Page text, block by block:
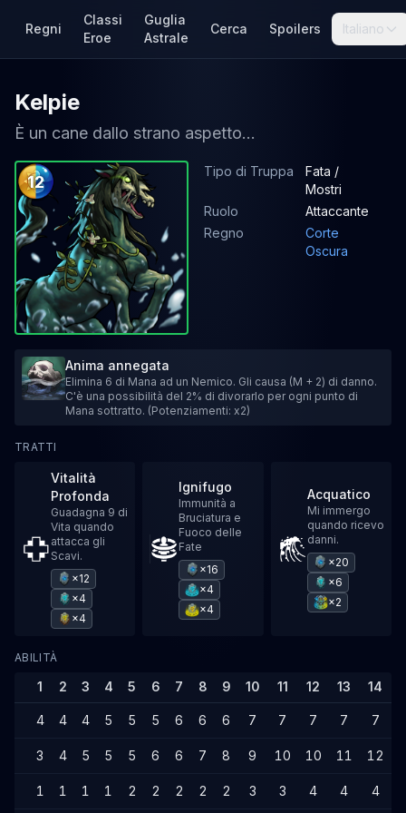
Regni
Classi
Eroe
Guglia
Astrale
Cerca Spoilers Italiano
Kelpie
È un cane dallo strano aspetto...
12
Tipo di Truppa
Fata /
Mostri
Ruolo
Attaccante
Regno
Corte
Oscura
Anima annegata
Elimina 6 di Mana ad un Nemico. Gli causa (M + 2) di danno.
C'è una possibilità del 2% di divorarlo per ogni punto di
Mana sottratto. (Potenziamenti: x2)
TRATTI
Vitalità
Profonda
Guadagna 9 di
Vita quando
attacca gli
Scavi.
×12
×4
×4
Ignifugo
Immunità a
Bruciatura e
Fuoco delle
Fate
×16
×4
×4
Acquatico
Mi immergo
quando ricevo
danni.
×20
×6
×2
ABILITÀ
1 2 3 4 5 6 7 8 9 10 11 12 13 14
4 4 4 5 5 5 6 6 6 7 7 7 7 7
3 4 5 5 5 6 6 7 8 9 10 10 11 12
1 1 1 1 2 2 2 2 2 3 3 4 4 4